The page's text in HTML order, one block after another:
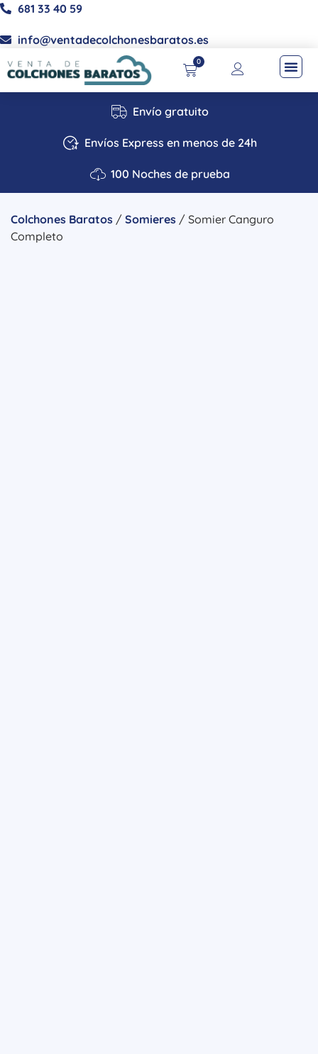
681 33 40 59
info@ventadecolchonesbaratos.es
0
Envío gratuito
Envíos Express en menos de 24h
100 Noches de prueba
Colchones Baratos / Somieres / Somier Canguro
Completo